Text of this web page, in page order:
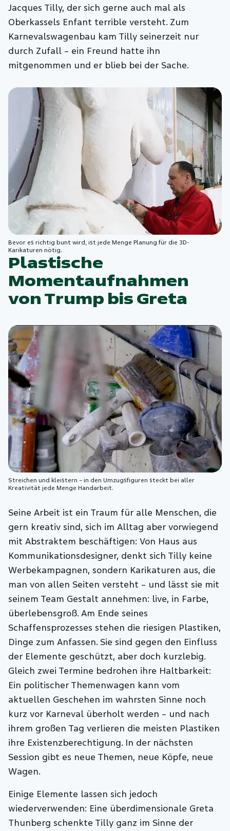
Jacques Tilly, der sich gerne auch mal als
Oberkassels Enfant terrible versteht. Zum
Karnevalswagenbau kam Tilly seinerzeit nur
durch Zufall – ein Freund hatte ihn
mitgenommen und er blieb bei der Sache.
Bevor es richtig bunt wird, ist jede Menge Planung für die 3D-
Karikaturen nötig.
Plastische
Momentaufnahmen
von Trump bis Greta
Streichen und kleistern – in den Umzugsfiguren steckt bei aller
Kreativität jede Menge Handarbeit.
Seine Arbeit ist ein Traum für alle Menschen, die
gern kreativ sind, sich im Alltag aber vorwiegend
mit Abstraktem beschäftigen: Von Haus aus
Kommunikationsdesigner, denkt sich Tilly keine
Werbekampagnen, sondern Karikaturen aus, die
man von allen Seiten versteht – und lässt sie mit
seinem Team Gestalt annehmen: live, in Farbe,
überlebensgroß. Am Ende seines
Schaffensprozesses stehen die riesigen Plastiken,
Dinge zum Anfassen. Sie sind gegen den Einfluss
der Elemente geschützt, aber doch kurzlebig.
Gleich zwei Termine bedrohen ihre Haltbarkeit:
Ein politischer Themenwagen kann vom
aktuellen Geschehen im wahrsten Sinne noch
kurz vor Karneval überholt werden – und nach
ihrem großen Tag verlieren die meisten Plastiken
ihre Existenzberechtigung. In der nächsten
Session gibt es neue Themen, neue Köpfe, neue
Wagen.
Einige Elemente lassen sich jedoch
wiederverwenden: Eine überdimensionale Greta
Thunberg schenkte Tilly ganz im Sinne der